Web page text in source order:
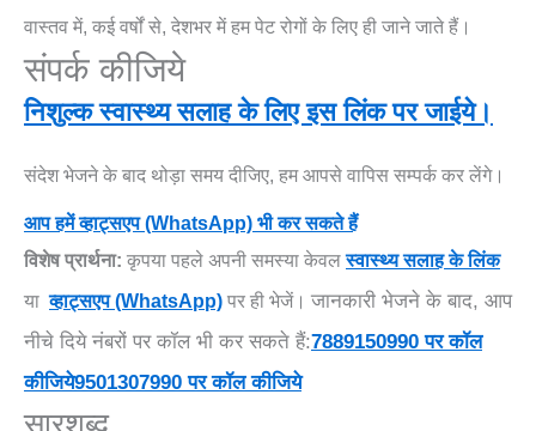
वास्तव में, कई वर्षों से, देशभर में हम पेट रोगों के लिए ही जाने जाते हैं।
संपर्क कीजिये
निशुल्क स्वास्थ्य सलाह के लिए इस लिंक पर जाईये।
संदेश भेजने के बाद थोड़ा समय दीजिए, हम आपसे वापिस सम्पर्क कर लेंगे।
आप हमेंव्हाट्सएप(WhatsApp) भीकर सकते हैं
विशेष प्रार्थना: कृपया पहले अपनी समस्या केवलस्वास्थ्य सलाह के लिंक
या व्हाट्सएप(WhatsApp) पर ही भेजें। जानकारी भेजने के बाद, आप
नीचे दिये नंबरों पर कॉल भी कर सकते हैं:7889150990 परकॉल
कीजिये9501307990 पर कॉल कीजिये
सारशब्द